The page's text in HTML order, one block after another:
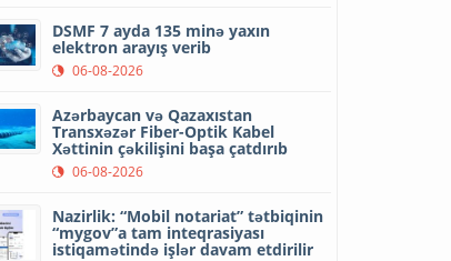
DSMF 7 ayda 135 minə yaxın
elektron arayış verib
06-08-2026
Azərbaycan və Qazaxıstan
Transxəzər Fiber-Optik Kabel
Xəttinin çəkilişini başa çatdırıb
06-08-2026
Nazirlik: “Mobil notariat” tətbiqinin
“mygov”a tam inteqrasiyası
istiqamətində işlər davam etdirilir